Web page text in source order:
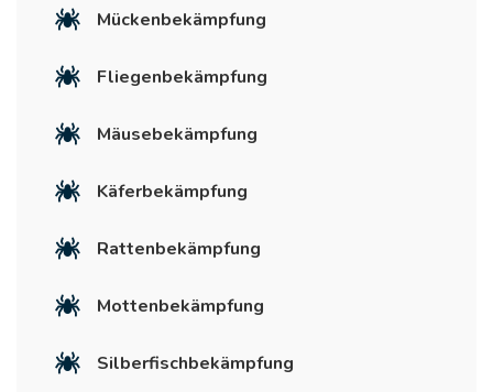
Mückenbekämpfung
Fliegenbekämpfung
Mäusebekämpfung
Käferbekämpfung
Rattenbekämpfung
Mottenbekämpfung
Silberfischbekämpfung